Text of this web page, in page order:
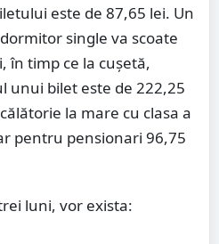
este de 87,65 lei. Un
single va scoate
în timp ce la cușetă,
unui bilet este de 222,25
la mare cu clasa a
pentru pensionari 96,75
luni, vor exista: